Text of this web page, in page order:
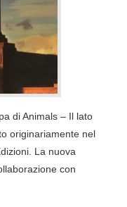
di Animals – Il lato
originariamente nel
La nuova
con